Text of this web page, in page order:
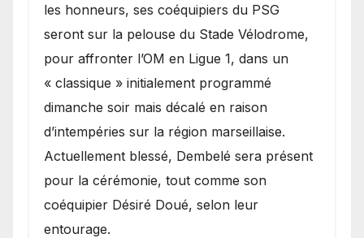
les honneurs, ses coéquipiers du PSG
seront sur la pelouse du Stade Vélodrome,
pour affronter l’OM en Ligue 1, dans un
« classique » initialement programmé
dimanche soir mais décalé en raison
d’intempéries sur la région marseillaise.
Actuellement blessé, Dembelé sera présent
pour la cérémonie, tout comme son
coéquipier Désiré Doué, selon leur
entourage.